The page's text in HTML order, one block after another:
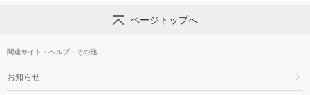
ページトップへ
関連サイト・ヘルプ・その他
お知らせ